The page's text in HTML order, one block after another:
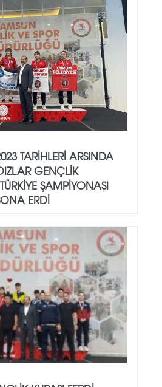
TARİHLERİ ARSINDA
GENÇLİK
ŞAMPİYONASI
ERDİ